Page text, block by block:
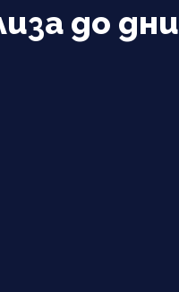
до дни